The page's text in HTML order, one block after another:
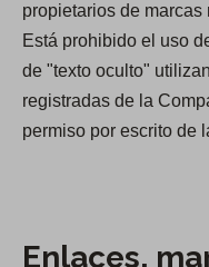
propietarios de
Está prohibido el uso
de "texto oculto"
registradas de la
permiso por escrito de
Enlaces,